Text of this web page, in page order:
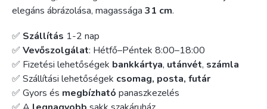
elegáns ábrázolása, magassága 31 cm.
✅ Szállítás 1-2 nap
✅ Vevőszolgálat: Hétfő–Péntek 8:00–18:00
✅ Fizetési lehetőségek bankkártya, utánvét, számla
✅ Szállítási lehetőségek csomag, posta, futár
✅ Gyors és megbízható panaszkezelés